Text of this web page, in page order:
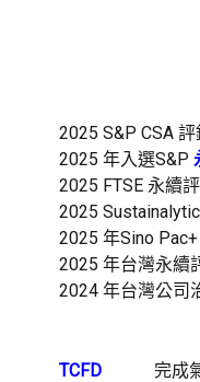
2025 S&P CSA 評
2025 年入選S&P
2025 FTSE 永續
2025
2025 年Sino Pac+
2025 年台灣永續
2024 年台灣公司
TCFD 完成氣候